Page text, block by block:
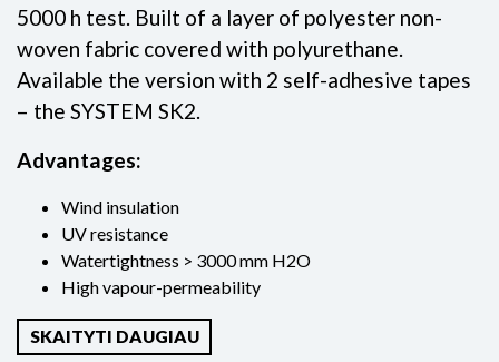
5000 h test. Built of a layer of polyester non-
woven fabric covered with polyurethane.
Available the version with 2 self-adhesive tapes
– the SYSTEM SK2.
Advantages:
Wind insulation
UV resistance
Watertightness > 3000 mm H2O
High vapour-permeability
SKAITYTI DAUGIAU
vandens garų kiekiui migruoti į palėpę iš pastato
vidaus, o prireikus - iš palėpės į vidų, todėl
gaminys pasižymi vadinamąja garų izoliacijos
savybe. Pagal užsakymą gali būti gaminama
SK2.
Privalumai:
Aktyvus garų barjeras
Kintamasis Sd
Atsparus plyšimui
Greitas ir paprastas montavimas